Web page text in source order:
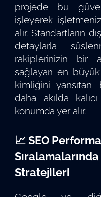
projede bu
işleyerek
alır. Standartların
detaylarla
rakiplerinizin bir
sağlayan en büyük
kimliğini
daha akılda
konumda yer alır.
📈 SEO
Sıralamalarında
Stratejileri